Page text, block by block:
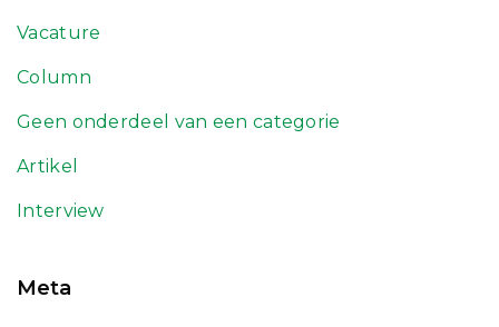
Vacature
Column
Geen onderdeel van een categorie
Artikel
Interview
Meta